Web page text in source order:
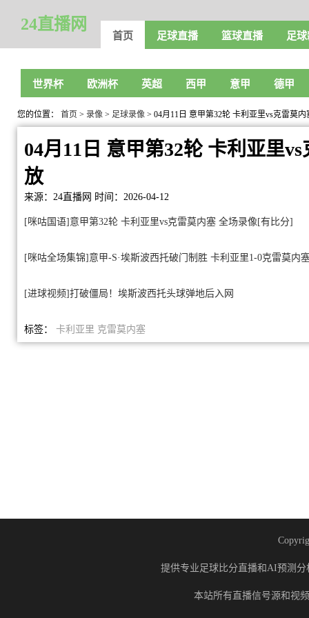
24直播网
首页 足球直播 篮球直播 足
世界杯 欧洲杯 英超 西甲 意甲 德甲
您的位置： 首页 > 录像 > 足球录像 > 04月11日 意甲第32轮 卡利亚里vs克雷莫
04月11日 意甲第32轮 卡利亚里
放
来源：24直播网 时间：2026-04-12
[咪咕国语]意甲第32轮 卡利亚里vs克雷莫内塞 全场录像[有比分]
[咪咕全场集锦]意甲-S·埃斯波西托破门制胜 卡利亚里1-0克雷莫内
[进球视频]打破僵局！埃斯波西托头球弹地后入网
标签： 卡利亚里 克雷莫内塞
提供专业足球比分直播和AI预测
本站所有直播信号源和视